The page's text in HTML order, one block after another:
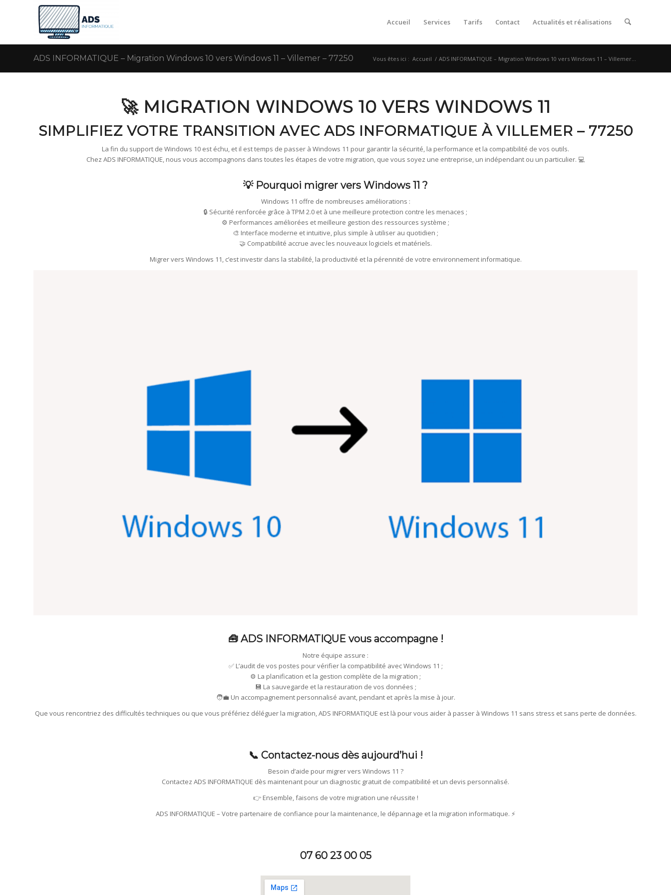
Accueil Services Tarifs Contact Actualités et réalisations
ADS INFORMATIQUE – Migration Windows 10 vers Windows 11 – Villemer – 77250 Vous êtes ici : Accueil / ADS INFORMATIQUE – Migration Windows 10 vers Windows 11 – Villemer...
🚀 MIGRATION WINDOWS 10 VERS WINDOWS 11
SIMPLIFIEZ VOTRE TRANSITION AVEC ADS INFORMATIQUE À VILLEMER – 77250
La fin du support de Windows 10 est échu, et il est temps de passer à Windows 11 pour garantir la sécurité, la performance et la compatibilité de vos outils.
Chez ADS INFORMATIQUE, nous vous accompagnons dans toutes les étapes de votre migration, que vous soyez une entreprise, un indépendant ou un particulier. 💻
💡 Pourquoi migrer vers Windows 11 ?
Windows 11 offre de nombreuses améliorations :
🔒 Sécurité renforcée grâce à TPM 2.0 et à une meilleure protection contre les menaces ;
⚙️ Performances améliorées et meilleure gestion des ressources système ;
🎨 Interface moderne et intuitive, plus simple à utiliser au quotidien ;
🤝 Compatibilité accrue avec les nouveaux logiciels et matériels.
Migrer vers Windows 11, c’est investir dans la stabilité, la productivité et la pérennité de votre environnement informatique.
🧰 ADS INFORMATIQUE vous accompagne !
Notre équipe assure :
✅ L’audit de vos postes pour vérifier la compatibilité avec Windows 11 ;
⚙️ La planification et la gestion complète de la migration ;
💾 La sauvegarde et la restauration de vos données ;
🧑‍💼 Un accompagnement personnalisé avant, pendant et après la mise à jour.
Que vous rencontriez des difficultés techniques ou que vous préfériez déléguer la migration, ADS INFORMATIQUE est là pour vous aider à passer à Windows 11 sans stress et sans perte de données.
📞 Contactez-nous dès aujourd’hui !
Besoin d’aide pour migrer vers Windows 11 ?
Contactez ADS INFORMATIQUE dès maintenant pour un diagnostic gratuit de compatibilité et un devis personnalisé.
👉 Ensemble, faisons de votre migration une réussite !
ADS INFORMATIQUE – Votre partenaire de confiance pour la maintenance, le dépannage et la migration informatique. ⚡
07 60 23 00 05